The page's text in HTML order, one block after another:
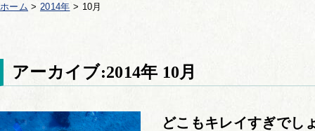
ホーム > 2014年 > 10月
アーカイブ:2014年 10月
どこもキレイすぎでし